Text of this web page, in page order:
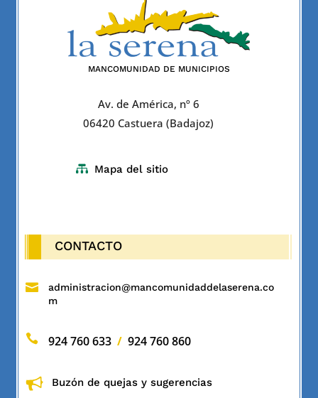
MANCOMUNIDAD DE MUNICIPIOS
Av. de América, nº 6
06420 Castuera (Badajoz)
 Mapa del sitio
CONTACTO

administracion@mancomunidaddelaserena.co
m
 924 760 633 / 924 760 860
Buzón de quejas y sugerencias